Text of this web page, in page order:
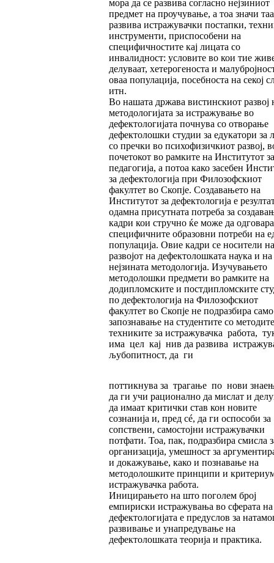
мора да се развива согласно нејзиниот
предмет на проучување, а тоа значи
развива истражувачки постапки,
инструменти, приспособени на
специфичностите кај лицата со
инвалидност: условите во кои тие
делуваат, хетерогеноста и
оваа популација, посебноста на секој
итн.
Во нашата држава вистинскиот развој
методологијата за истражување во
дефектологијата почнува со отворање
дефектолошки студии за едукатори за
со пречки во психофизичкиот развој,
почетокот во рамките на Институтот за
педагогија, а потоа како засебен
за дефектологија при Филозофскиот
факултет во Скопје. Создавањето на
Институтот за дефектологија е
одамна присутната потреба за
кадри кои стручно ќе може да
специфичните образовни потреби на
популација. Овие кадри се носители на
развојот на дефектолошката наука и на
нејзината методологија. Изучувањето
методолошки предмети во рамките на
додипломските и постдипломските
по дефектологија на Филозофскиот
факултет во Скопје не подразбира само
запознавање на студентите со
техниките за истражувачка работа,
има цел кај нив да развива
љубопитност, да ги
поттикнува за трагање по нови
да ги учи рационално да мислат и
да имаат критички став кон новите
сознанија и, пред сé, да ги оспособи за
сопствени, самостојни истражувачки
потфати. Тоа, пак, подразбира смисла
организација, умешност за
и докажување, како и познавање на
методолошките принципи и
истражувачка работа.
Иницирањето на што поголем број
емпириски истражувања во сферата на
дефектологијата е предуслов за
развивање и унапредување на
дефектолошката теорија и практика.